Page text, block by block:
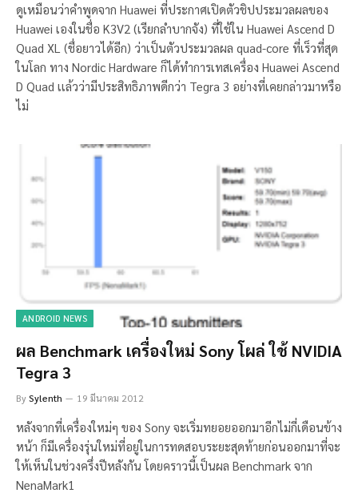
ดูเหมือนว่าคำพูดจาก Huawei ที่ประกาศเปิดตัวชิปประมวลผลของ
Huawei เองในชื่อ K3V2 (เรียกลำบากจัง) ที่ใช้ใน Huawei Ascend D
Quad XL (ชื่อยาวได้อีก) ว่าเป็นตัวประมวลผล quad-core ที่เร็วที่สุด
ในโลก ทาง Nordic Hardware ก็ได้ทำการเทสเครื่อง Huawei Ascend
D Quad เเล้วว่ามีประสิทธิภาพดีกว่า Tegra 3 อย่างที่เคยกล่าวมาหรือ
ไม่
ANDROID NEWS
ผล Benchmark เครื่องใหม่ Sony โผล่ ใช้ NVIDIA
Tegra 3
BySylenth 19 มีนาคม 2012
หลังจากที่เครื่องใหม่ๆ ของ Sony จะเริ่มทยอยออกมาอีกไม่กี่เดือนข้าง
หน้า ก็มีเครื่องรุ่นใหม่ที่อยู่ในการทดสอบระยะสุดท้ายก่อนออกมาที่จะ
ให้เห็นในช่วงครึ่งปีหลังกัน โดยคราวนี้เป็นผล Benchmark จาก
NenaMark1